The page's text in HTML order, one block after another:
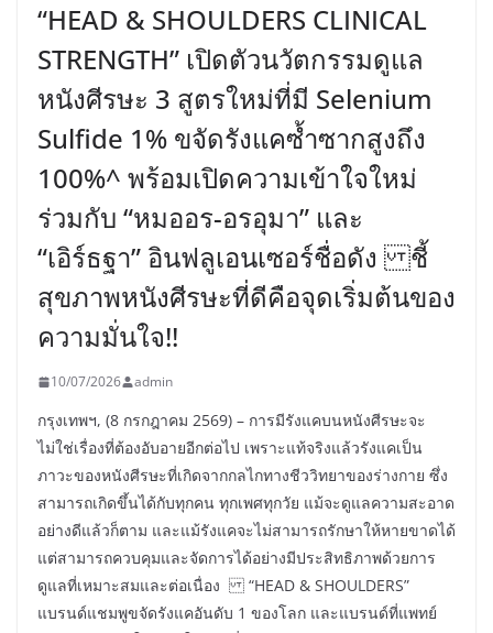
“HEAD & SHOULDERS CLINICAL
STRENGTH” เปิดตัวนวัตกรรมดูแล
หนังศีรษะ 3 สูตรใหม่ที่มี Selenium
Sulfide 1% ขจัดรังแคซ้ำซากสูงถึง
100%^ พร้อมเปิดความเข้าใจใหม่
ร่วมกับ “หมออร-อรอุมา” และ
“เอิร์ธฐา” อินฟลูเอนเซอร์ชื่อดัง ชี้
สุขภาพหนังศีรษะที่ดีคือจุดเริ่มต้นของ
ความมั่นใจ!!
10/07/2026 admin
กรุงเทพฯ, (8 กรกฎาคม 2569) – การมีรังแคบนหนังศีรษะจะ
ไม่ใช่เรื่องที่ต้องอับอายอีกต่อไป เพราะแท้จริงแล้วรังแคเป็น
ภาวะของหนังศีรษะที่เกิดจากกลไกทางชีววิทยาของร่างกาย ซึ่ง
สามารถเกิดขึ้นได้กับทุกคน ทุกเพศทุกวัย แม้จะดูแลความสะอาด
อย่างดีแล้วก็ตาม และแม้รังแคจะไม่สามารถรักษาให้หายขาดได้
แต่สามารถควบคุมและจัดการได้อย่างมีประสิทธิภาพด้วยการ
ดูแลที่เหมาะสมและต่อเนื่อง “HEAD & SHOULDERS”
แบรนด์แชมพูขจัดรังแคอันดับ 1 ของโลก และแบรนด์ที่แพทย์